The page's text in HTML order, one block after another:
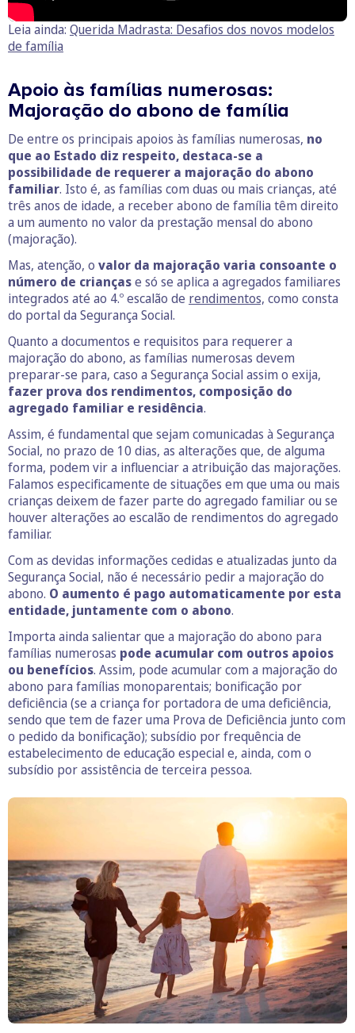
Leia ainda: Querida Madrasta: Desafios dos novos modelos
de família
Apoio às famílias numerosas:
Majoração do abono de família
De entre os principais apoios às famílias numerosas, no
que ao Estado diz respeito, destaca-se a
possibilidade de requerer a majoração do abono
familiar. Isto é, as famílias com duas ou mais crianças, até
três anos de idade, a receber abono de família têm direito
a um aumento no valor da prestação mensal do abono
(majoração).
Mas, atenção, o valor da majoração varia consoante o
número de criançase só se aplica a agregados familiares
integrados até ao 4.º escalão de rendimentos, como consta
do portal da Segurança Social.
Quanto a documentos e requisitos para requerer a
majoração do abono, as famílias numerosas devem
preparar-se para, caso a Segurança Social assim o exija,
fazer prova dos rendimentos, composição do
agregado familiar e residência.
Assim, é fundamental que sejam comunicadas à Segurança
Social, no prazo de 10 dias, as alterações que, de alguma
forma, podem vir a influenciar a atribuição das majorações.
Falamos especificamente de situações em que uma ou mais
crianças deixem de fazer parte do agregado familiar ou se
houver alterações ao escalão de rendimentos do agregado
familiar.
Com as devidas informações cedidas e atualizadas junto da
Segurança Social, não é necessário pedir a majoração do
abono. O aumento é pago automaticamente por esta
entidade, juntamente com o abono.
Importa ainda salientar que a majoração do abono para
famílias numerosas pode acumular com outros apoios
ou benefícios. Assim, pode acumular com a majoração do
abono para famílias monoparentais; bonificação por
deficiência (se a criança for portadora de uma deficiência,
sendo que tem de fazer uma Prova de Deficiência junto com
o pedido da bonificação); subsídio por frequência de
estabelecimento de educação especial e, ainda, com o
subsídio por assistência de terceira pessoa.